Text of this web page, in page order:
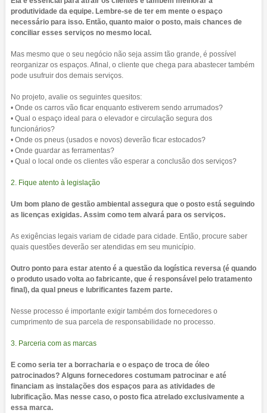
produtividade da equipe. Lembre-se de ter em mente o espaço
necessário para isso. Então, quanto maior o posto, mais chances de
conciliar esses serviços no mesmo local.
Mas mesmo que o seu negócio não seja assim tão grande, é possível
reorganizar os espaços. Afinal, o cliente que chega para abastecer também
pode usufruir dos demais serviços.
No projeto, avalie os seguintes quesitos:
• Onde os carros vão ficar enquanto estiverem sendo arrumados?
• Qual o espaço ideal para o elevador e circulação segura dos
funcionários?
• Onde os pneus (usados e novos) deverão ficar estocados?
• Onde guardar as ferramentas?
• Qual o local onde os clientes vão esperar a conclusão dos serviços?
2. Fique atento à legislação
Um bom plano de gestão ambiental assegura que o posto está seguindo
as licenças exigidas. Assim como tem alvará para os serviços.
As exigências legais variam de cidade para cidade. Então, procure saber
quais questões deverão ser atendidas em seu município.
Outro ponto para estar atento é a questão da logística reversa (é quando
o produto usado volta ao fabricante, que é responsável pelo tratamento
final), da qual pneus e lubrificantes fazem parte.
Nesse processo é importante exigir também dos fornecedores o
cumprimento de sua parcela de responsabilidade no processo.
3. Parceria com as marcas
E como seria ter a borracharia e o espaço de troca de óleo
patrocinados? Alguns fornecedores costumam patrocinar e até
financiam as instalações dos espaços para as atividades de
lubrificação. Mas nesse caso, o posto fica atrelado exclusivamente a
essa marca.